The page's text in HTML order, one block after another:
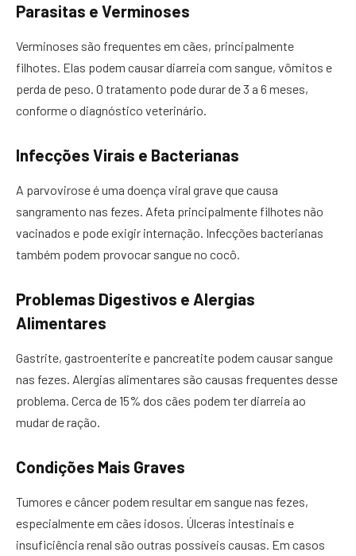
Parasitas e Verminoses
Verminoses são frequentes em cães, principalmente
filhotes. Elas podem causar diarreia com sangue, vômitos e
perda de peso. O tratamento pode durar de 3 a 6 meses,
conforme o diagnóstico veterinário.
Infecções Virais e Bacterianas
A parvovirose é uma doença viral grave que causa
sangramento nas fezes. Afeta principalmente filhotes não
vacinados e pode exigir internação. Infecções bacterianas
também podem provocar sangue no cocô.
Problemas Digestivos e Alergias
Alimentares
Gastrite, gastroenterite e pancreatite podem causar sangue
nas fezes. Alergias alimentares são causas frequentes desse
problema. Cerca de 15% dos cães podem ter diarreia ao
mudar de ração.
Condições Mais Graves
Tumores e câncer podem resultar em sangue nas fezes,
especialmente em cães idosos. Úlceras intestinais e
insuficiência renal são outras possíveis causas. Em casos